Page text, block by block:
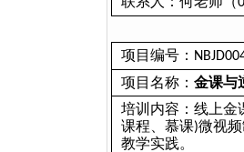
项目编号：
项目名称： 金课与
培训内容：线上金
课程、慕课)微视
教学实践。